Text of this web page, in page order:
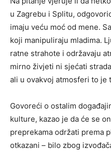
u Zagrebu i Splitu,
imaju veću moć od mene.
koji manipuliraju mladima.
ratne strahote i održavaju
mirno živjeti ni sjećati
ali u ovakvoj atmosferi to je
Govoreći o ostalim
kulture, kazao je da će se
preprekama održati prema
otkazani – bilo zbog